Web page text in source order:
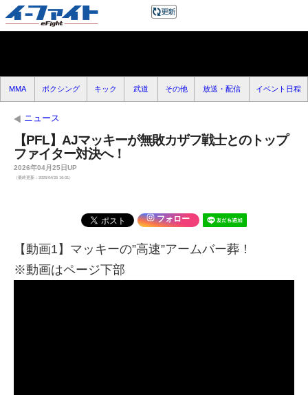
MMA ボクシング キック 武道 その他 放送・配信 イベント日程
ニュース
【PFL】AJマッキーが無敗カザフ戦士とのトップ
ファイター対決へ！
2026年04月25日UP
（最終更新：2026/04/25 16:01）
フォロー
【動画1】マッキーの”高速”アームバー葬！
※動画はページ下部